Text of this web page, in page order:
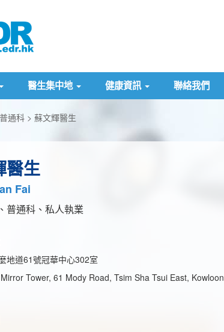
醫生集中地 健康資訊 聯絡我們
普通科 蘇文輝醫生
醫生
Fai
普通科、私人執業
地道61號冠華中心302室
Tower, 61 Mody Road, Tsim Sha Tsui East, Kowloon